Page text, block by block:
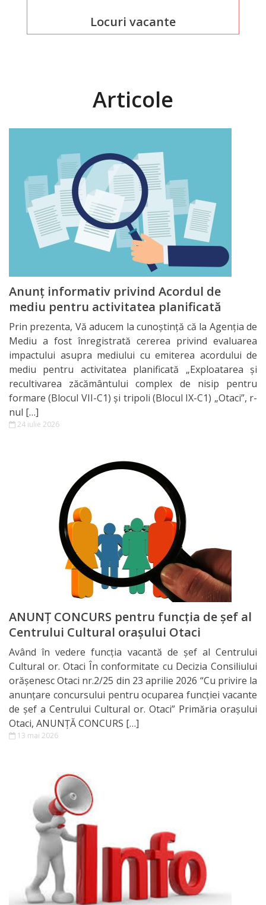
Componența
Deciziile
consiliului
Procese-
Verbale
ale
ședințelor
Transparență
Proiecte
de
decizii
Consultări
publice
Servicii
autorizații
Ajutor
material
Informații
Strategia
de
dezvoltare
Regulamente
Taxe
locale
avere
Achiziții
publice
Invitații
Locuri vacante
Articole
Anunț informativ privind Acordul de
mediu pentru activitatea planificată
Prin prezenta, Vă aducem la cunoștință că la Agenția de
Mediu a fost înregistrată cererea privind evaluarea
impactului asupra mediului cu emiterea acordului de
mediu pentru activitatea planificată „Exploatarea și
recultivarea zăcământului complex de nisip pentru
formare (Blocul VII-C1) și tripoli (Blocul IX-C1) „Otaci”, r-
nul […]
24 iulie 2026
ANUNŢ CONCURS pentru funcţia de şef al
Centrului Cultural oraşului Otaci
Având în vedere funcţia vacantă de şef al Centrului
Cultural or. Otaci În conformitate cu Decizia Consiliului
orăşenesc Otaci nr.2/25 din 23 aprilie 2026 “Cu privire la
anunţare concursului pentru ocuparea funcţiei vacante
de șef a Centrului Cultural or. Otaci” Primăria oraşului
Otaci, ANUNŢĂ CONCURS […]
13 mai 2026